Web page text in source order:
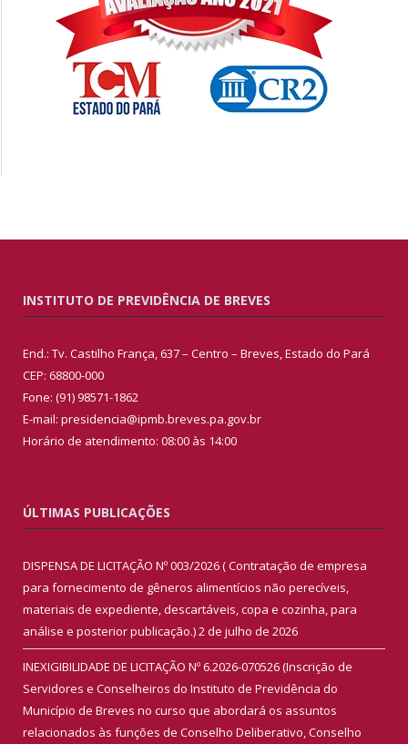
INSTITUTO DE PREVIDÊNCIA DE BREVES
End.: Tv. Castilho França, 637 – Centro – Breves, Estado do Pará
CEP: 68800-000
Fone: (91) 98571-1862
E-mail: presidencia@ipmb.breves.pa.gov.br
Horário de atendimento: 08:00 às 14:00
ÚLTIMAS PUBLICAÇÕES
DISPENSA DE LICITAÇÃO Nº 003/2026 ( Contratação de empresa
para fornecimento de gêneros alimentícios não perecíveis,
materiais de expediente, descartáveis, copa e cozinha, para
análise e posterior publicação.)2 de julho de 2026
INEXIGIBILIDADE DE LICITAÇÃO Nº 6.2026-070526 (Inscrição de
Servidores e Conselheiros do Instituto de Previdência do
Município de Breves no curso que abordará os assuntos
relacionados às funções de Conselho Deliberativo, Conselho